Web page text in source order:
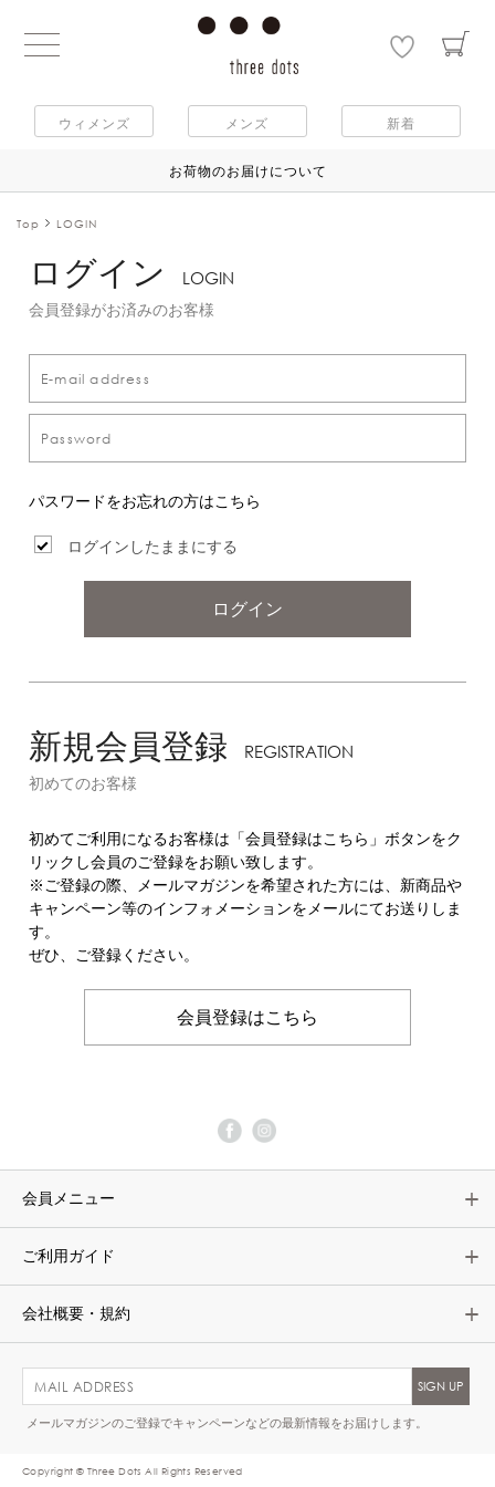
ウィメンズ メンズ 新着
お荷物のお届けについて
Top LOGIN
ログイン LOGIN
会員登録がお済みのお客様
パスワードをお忘れの方はこちら
ログインしたままにする
ログイン
新規会員登録 REGISTRATION
初めてのお客様
初めてご利用になるお客様は「会員登録はこちら」ボタンをク
リックし会員のご登録をお願い致します。
※ご登録の際、メールマガジンを希望された方には、新商品や
キャンペーン等のインフォメーションをメールにてお送りしま
す。
ぜひ、ご登録ください。
会員登録はこちら
会員メニュー
ご利用ガイド
会社概要・規約
メールマガジンのご登録でキャンペーンなどの最新情報をお届けします。
Copyright © Three Dots All Rights Reserved